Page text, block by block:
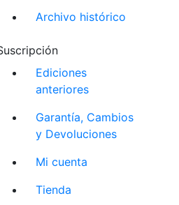
Archivo histórico
Ediciones
anteriores
Garantía, Cambios
y Devoluciones
Mi cuenta
Tienda